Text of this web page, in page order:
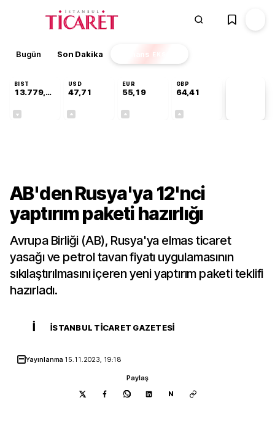
Bugün Son Dakika Finans EKSTRA
BIST
13.779,39
USD
47,71
EUR
55,19
GBP
64,41
AB'den Rusya'ya 12'nci
yaptırım paketi hazırlığı
Avrupa Birliği (AB), Rusya'ya elmas ticaret
yasağı ve petrol tavan fiyatı uygulamasının
sıkılaştırılmasını içeren yeni yaptırım paketi teklifi
hazırladı.
İ İSTANBUL TICARET GAZETESI
Yayınlanma 15.11.2023, 19:18
Paylaş
N